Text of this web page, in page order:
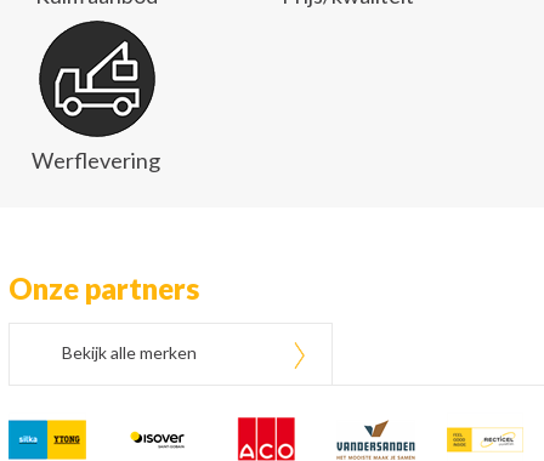
Werflevering
Onze partners
Bekijk alle merken